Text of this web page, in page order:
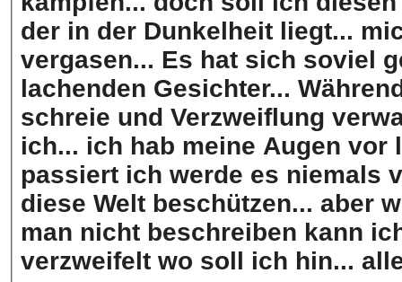
der in der Dunkelheit liegt...
vergasen... Es hat sich soviel
lachenden Gesichter...
schreie und Verzweiflung
ich... ich hab meine Augen vor
passiert ich werde es niemals
diese Welt beschützen... aber
man nicht beschreiben kann
verzweifelt wo soll ich hin...